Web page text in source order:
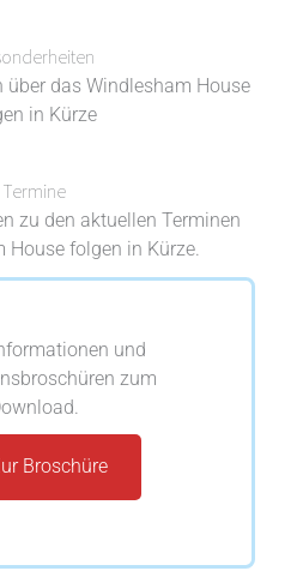
über das Windlesham House
in Kürze
Termine
zu den aktuellen Terminen
House folgen in Kürze.
und
zum
Broschüre